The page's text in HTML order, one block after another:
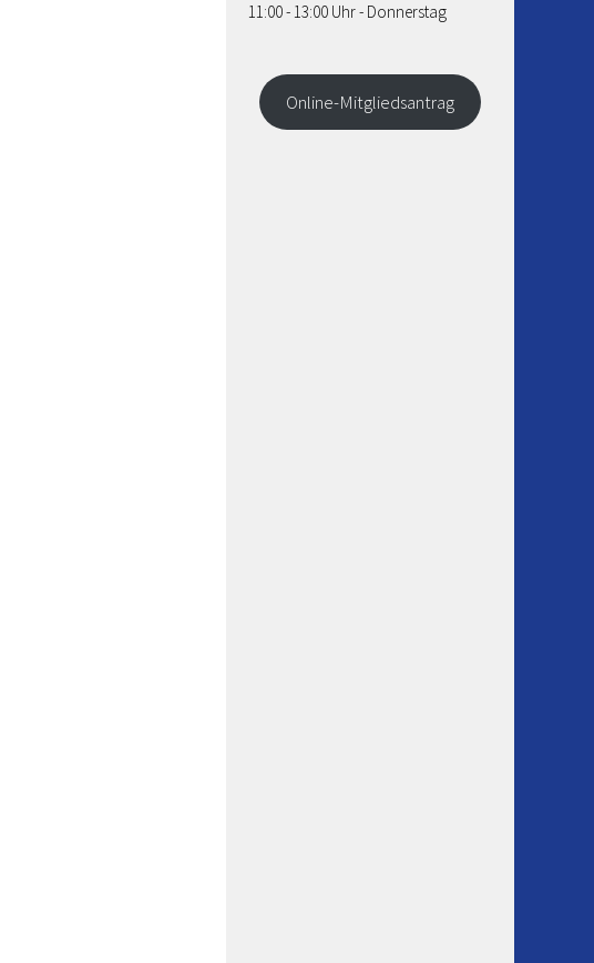
11:00 - 13:00 Uhr - Donnerstag
Online-Mitgliedsantrag